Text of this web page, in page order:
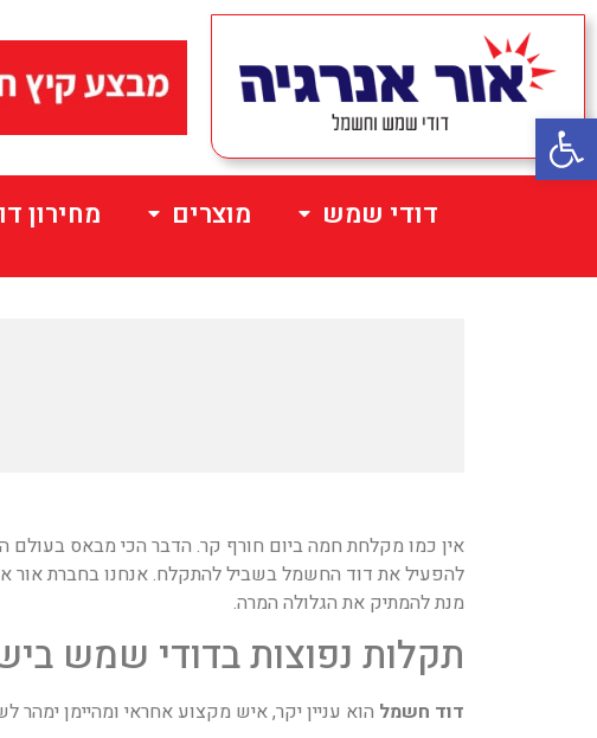
פתח סרגל נגישות
דודי שמש מוצרים מחירון
אין כמו מקלחת חמה ביום חורף קר. הדבר הכי מבאס
להפעיל את דוד החשמל בשביל להתקלח. אנחנו בחברת
מנת להמתיק את הגלולה המרה.
תקלות נפוצות בדודי שמש
דוד חשמל הוא עניין יקר, איש מקצוע אחראי ומהיימן